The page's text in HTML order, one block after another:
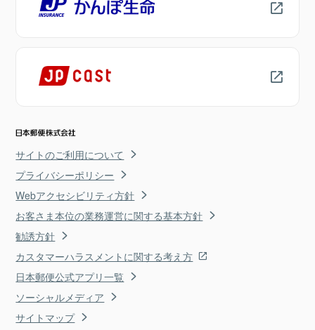
サイトのご利用について
プライバシーポリシー
Webアクセシビリティ方針
お客さま本位の業務運営に関する基本方針
勧誘方針
カスタマーハラスメントに関する考え方
日本郵便公式アプリ一覧
ソーシャルメディア
サイトマップ